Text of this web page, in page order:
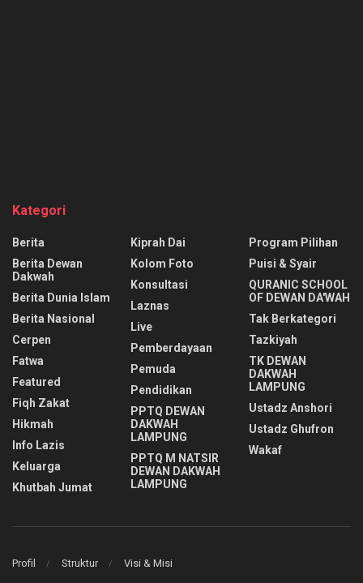
Kategori
Berita
Berita Dewan
Dakwah
Berita Dunia Islam
Berita Nasional
Cerpen
Fatwa
Featured
Fiqh Zakat
Hikmah
Info Lazis
Keluarga
Khutbah Jumat
Kiprah Dai
Kolom Foto
Konsultasi
Laznas
Live
Pemberdayaan
Pemuda
Pendidikan
PPTQ DEWAN
DAKWAH
LAMPUNG
PPTQ M NATSIR
DEWAN DAKWAH
LAMPUNG
Program Pilihan
Puisi & Syair
QURANIC SCHOOL
OF DEWAN DA'WAH
Tak Berkategori
Tazkiyah
TK DEWAN
DAKWAH
LAMPUNG
Ustadz Anshori
Ustadz Ghufron
Wakaf
Profil Struktur Visi & Misi